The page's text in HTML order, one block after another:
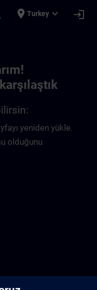
place Turkey expand_more login
yeniden yükle.
olduğunu